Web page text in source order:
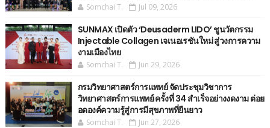
Somchai T. Jul 09, 2026
SUNMAX เปิดตัว ‘Deusaderm LIDO’ ชูนวัตกรรม
Injectable Collagen เจเนอเรชันใหม่ สู่วงการความ
งามเมืองไทย
Somchai T. Jun 29, 2026
กรมวิทยาศาสตร์การแพทย์ จัดประชุมวิชาการ
วิทยาศาสตร์การแพทย์ ครั้งที่ 34 สำเร็จอย่างงดงาม ต่อย
อดองค์ความรู้สู่การมีสุขภาพที่ยืนยาว
Somchai T. Jun 27, 2026